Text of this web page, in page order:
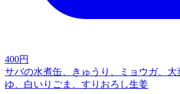
400円
サバの水煮缶、きゅうり、ミョウガ、
ゆ、白いりごま、すりおろし生姜